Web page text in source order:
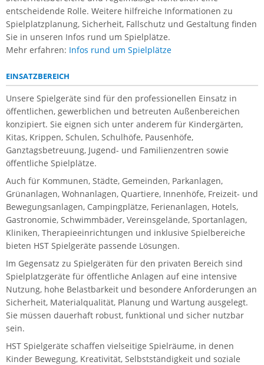
entscheidende Rolle. Weitere hilfreiche Informationen zu
Spielplatzplanung, Sicherheit, Fallschutz und Gestaltung finden
Sie in unseren Infos rund um Spielplätze.
Mehr erfahren: Infos rund um Spielplätze
EINSATZBEREICH
Unsere Spielgeräte sind für den professionellen Einsatz in
öffentlichen, gewerblichen und betreuten Außenbereichen
konzipiert. Sie eignen sich unter anderem für Kindergärten,
Kitas, Krippen, Schulen, Schulhöfe, Pausenhöfe,
Ganztagsbetreuung, Jugend- und Familienzentren sowie
öffentliche Spielplätze.
Auch für Kommunen, Städte, Gemeinden, Parkanlagen,
Grünanlagen, Wohnanlagen, Quartiere, Innenhöfe, Freizeit- und
Bewegungsanlagen, Campingplätze, Ferienanlagen, Hotels,
Gastronomie, Schwimmbäder, Vereinsgelände, Sportanlagen,
Kliniken, Therapieeinrichtungen und inklusive Spielbereiche
bieten HST Spielgeräte passende Lösungen.
Im Gegensatz zu Spielgeräten für den privaten Bereich sind
Spielplatzgeräte für öffentliche Anlagen auf eine intensive
Nutzung, hohe Belastbarkeit und besondere Anforderungen an
Sicherheit, Materialqualität, Planung und Wartung ausgelegt.
Sie müssen dauerhaft robust, funktional und sicher nutzbar
sein.
HST Spielgeräte schaffen vielseitige Spielräume, in denen
Kinder Bewegung, Kreativität, Selbstständigkeit und soziale